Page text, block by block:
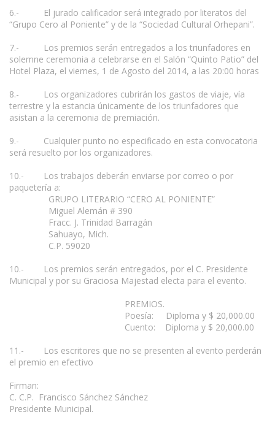
6.- El jurado calificador será integrado por literatos del
“Grupo Cero al Poniente” y de la “Sociedad Cultural Orhepani”.
7.- Los premios serán entregados a los triunfadores en
solemne ceremonia a celebrarse en el Salón “Quinto Patio” del
Hotel Plaza, el viernes, 1 de Agosto del 2014, a las 20:00 horas
8.- Los organizadores cubrirán los gastos de viaje, vía
terrestre y la estancia únicamente de los triunfadores que
asistan a la ceremonia de premiación.
9.- Cualquier punto no especificado en esta convocatoria
será resuelto por los organizadores.
10.- Los trabajos deberán enviarse por correo o por
paquetería a:
GRUPO LITERARIO “CERO AL PONIENTE”
Miguel Alemán # 390
Fracc. J. Trinidad Barragán
Sahuayo, Mich.
C.P. 59020
10.- Los premios serán entregados, por el C. Presidente
Municipal y por su Graciosa Majestad electa para el evento.
PREMIOS.
Poesía: Diploma y $ 20,000.00
Cuento: Diploma y $ 20,000.00
11.- Los escritores que no se presenten al evento perderán
el premio en efectivo
Firman:
C. C.P. Francisco Sánchez Sánchez
Presidente Municipal.